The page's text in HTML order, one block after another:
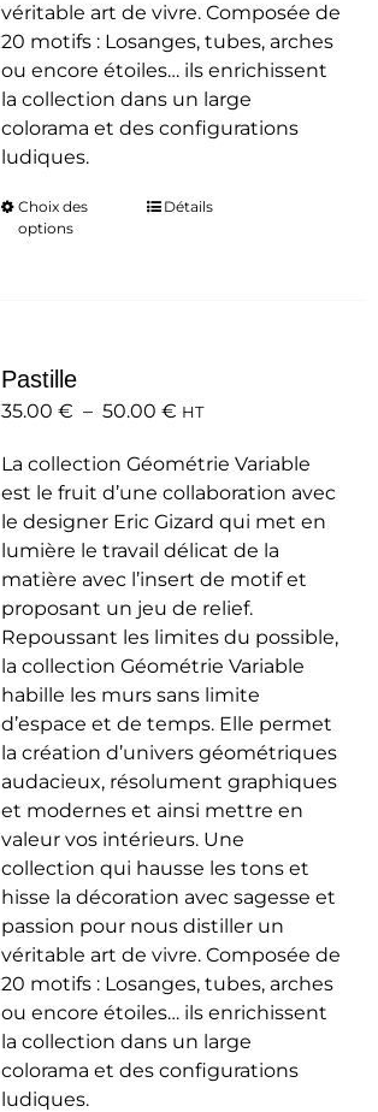
véritable art de vivre. Composée de
20 motifs : Losanges, tubes, arches
ou encore étoiles… ils enrichissent
la collection dans un large
colorama et des configurations
ludiques.
Choix des
options
Ce
peuvent
choisies
sur
la
page
du
produit
Détails
Pastille
35.00 € – 50.00 €Plage
prix :
35.00 €
à
50.00 €
HT
La collection Géométrie Variable
est le fruit d’une collaboration avec
le designer Eric Gizard qui met en
lumière le travail délicat de la
matière avec l’insert de motif et
proposant un jeu de relief.
Repoussant les limites du possible,
la collection Géométrie Variable
habille les murs sans limite
d’espace et de temps. Elle permet
la création d’univers géométriques
audacieux, résolument graphiques
et modernes et ainsi mettre en
valeur vos intérieurs. Une
collection qui hausse les tons et
hisse la décoration avec sagesse et
passion pour nous distiller un
véritable art de vivre. Composée de
20 motifs : Losanges, tubes, arches
ou encore étoiles… ils enrichissent
la collection dans un large
colorama et des configurations
ludiques.